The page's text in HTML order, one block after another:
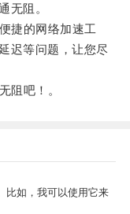
无阻。
捷的网络加速工
迟等问题，让您尽
吧！。
比如，我可以使用它来